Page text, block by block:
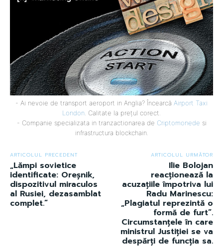
- Ai nevoie de transport aeroport in Anglia? Încearcă Airport Taxi
London . Calitate la prețul corect.
- Companie specializata in tranzactionarea de Criptomonede si
infrastructura blockchain.
ARTICOLUL PRECEDENT
„Lămpi sovietice
identificate: Oreșnik,
dispozitivul miraculos
al Rusiei, dezasamblat
complet.”
ARTICOLUL URMĂTOR
Ilie Bolojan
reacționează la
acuzațiile împotriva lui
Radu Marinescu:
„Plagiatul reprezintă o
formă de furt”.
Circumstanțele în care
ministrul Justiției se va
despărți de funcția sa.